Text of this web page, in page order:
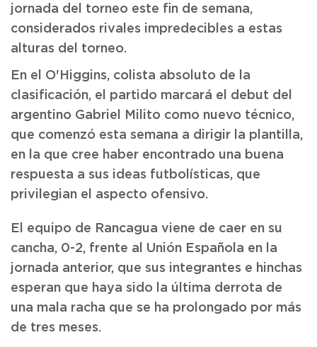
jornada del torneo este fin de semana,
considerados rivales impredecibles a estas
alturas del torneo.
En el O'Higgins, colista absoluto de la
clasificación, el partido marcará el debut del
argentino Gabriel Milito como nuevo técnico,
que comenzó esta semana a dirigir la plantilla,
en la que cree haber encontrado una buena
respuesta a sus ideas futbolísticas, que
privilegian el aspecto ofensivo.
El equipo de Rancagua viene de caer en su
cancha, 0-2, frente al Unión Española en la
jornada anterior, que sus integrantes e hinchas
esperan que haya sido la última derrota de
una mala racha que se ha prolongado por más
de tres meses.